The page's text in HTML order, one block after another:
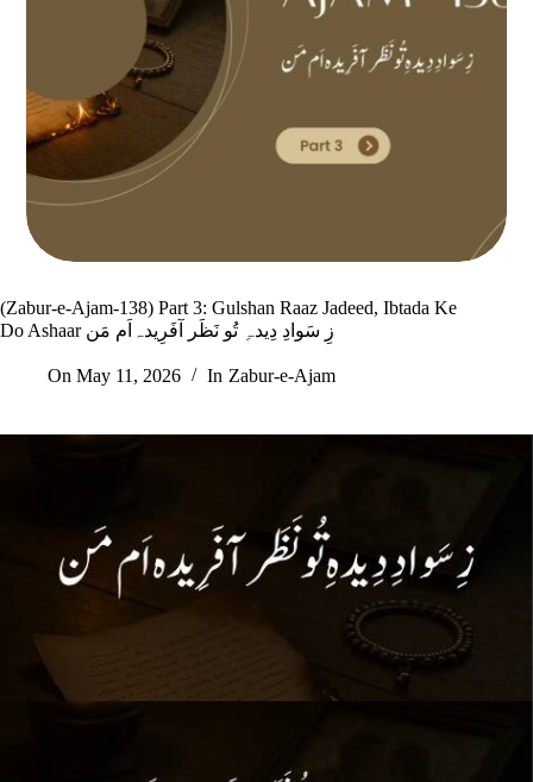
(Zabur-e-Ajam-138) Part 3: Gulshan Raaz Jadeed, Ibtada Ke
On May 11, 2026 In Zabur-e-Ajam